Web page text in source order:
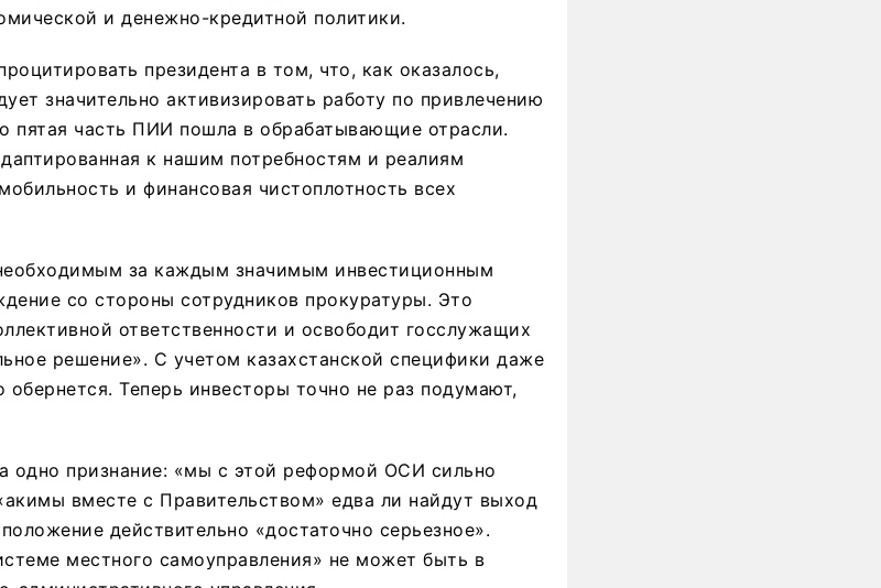
и денежно-кредитной политики.
президента в том, что, как оказалось,
значительно активизировать работу по привлечению
пятая часть ПИИ пошла в обрабатывающие отрасли.
к нашим потребностям и реалиям
и финансовая чистоплотность всех
за каждым значимым инвестиционным
со стороны сотрудников прокуратуры. Это
ответственности и освободит госслужащих
решение». С учетом казахстанской специфики даже
Теперь инвесторы точно не раз подумают,
одно признание: «мы с этой реформой ОСИ сильно
вместе с Правительством» едва ли найдут выход
действительно «достаточно серьезное».
местного самоуправления» не может быть в